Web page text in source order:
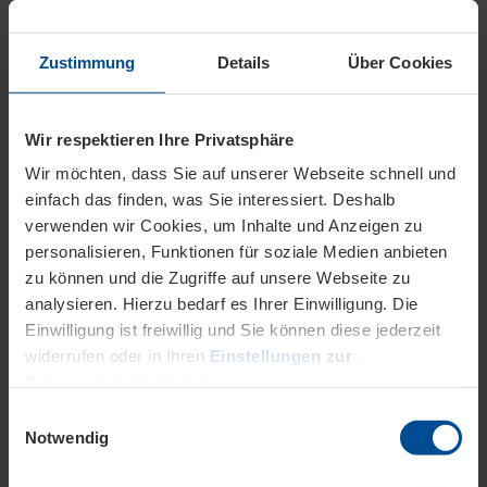
Zustimmung Details Über Cookies
Wir respektieren Ihre Privatsphäre
Wir möchten, dass Sie auf unserer Webseite schnell und
einfach das finden, was Sie interessiert. Deshalb
verwenden wir Cookies, um Inhalte und Anzeigen zu
personalisieren, Funktionen für soziale Medien anbieten
zu können und die Zugriffe auf unsere Webseite zu
analysieren. Hierzu bedarf es Ihrer Einwilligung. Die
Einwilligung ist freiwillig und Sie können diese jederzeit
widerrufen oder in Ihren Einstellungen zur
Datenschutz
Notwendig
größe QN 10
für Zähler über QN 10
Groß- und
Verbundzähler (s.o.)
Abwasser­beseitigung
(Stand 01.01.2016)
Netto
Gebühr je m³
Euro/­m³ 1,52